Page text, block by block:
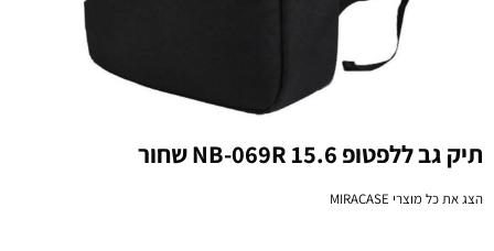
תיק גב ללפטופ 15.6 NB-069R שחור
הצג את כל מוצריMIRACASE